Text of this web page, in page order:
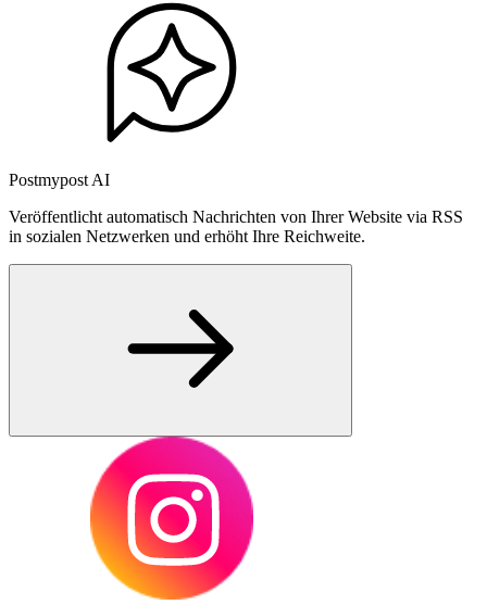
Postmypost AI
Veröffentlicht automatisch Nachrichten von Ihrer Website via RSS
in sozialen Netzwerken und erhöht Ihre Reichweite.